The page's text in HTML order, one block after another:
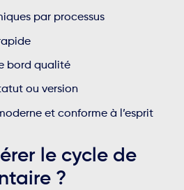
par processus
bord qualité
ou version
et conforme à l’esprit
le cycle de
?